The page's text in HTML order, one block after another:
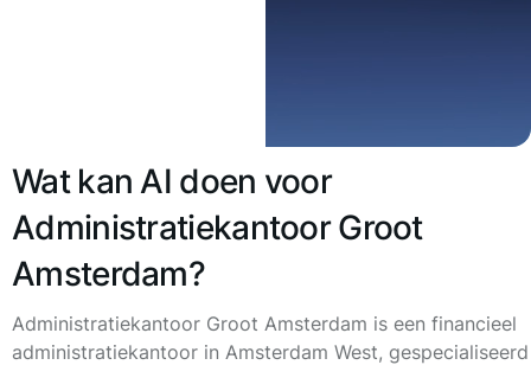
Wat kan AI doen voor
Administratiekantoor Groot
Amsterdam?
Administratiekantoor Groot Amsterdam is een financieel
administratiekantoor in Amsterdam West, gespecialiseerd